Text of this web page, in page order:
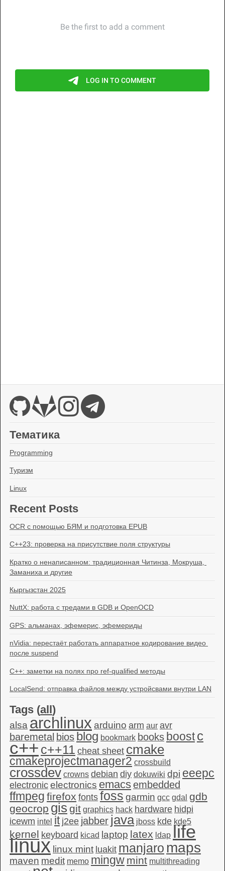
Тематика
Programming
Туризм
Linux
Recent Posts
OCR с помощью БЯМ и подготовка EPUB
C++23: проверка на присутствие поля структуры
Кратко о ненаписанном: традиционная Читинза, Мокруша,
Заманиха и другие
Кыргызстан 2025
NuttX: работа с тредами в GDB и OpenOCD
GPS: альманах, эфемерис, эфемериды
nVidia: перестаёт работать аппаратное кодирование видео
после suspend
C++: заметки на полях про ref-qualified методы
LocalSend: отправка файлов между устройсвами внутри LAN
Tags (all)
alsaarchlinux arduino arm aur avr
baremetal bios blog bookmark books boost c
c++c++11 cheat sheet cmake
cmakeprojectmanager2 crossbuild
crossdev crowns debian diy dokuwiki dpi eeepc
electronic electronics emacsembedded
ffmpeg firefox fonts foss garmin gcc gdal gdb
geocrop gis git graphics hack hardware hidpi
icewm intel it j2ee jabber java jboss kde kde5
kernel keyboard kicad laptop latex ldap life
linux linux mint luakit manjaro maps
maven medit memo mingw mint multithreading